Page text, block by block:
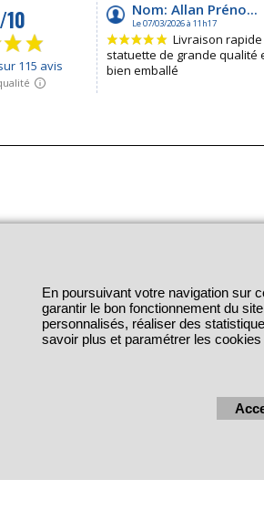
En poursuivant votre navigation sur
garantir le bon fonctionnement du
personnalisés, réaliser des
savoir plus et paramétrer les cookies